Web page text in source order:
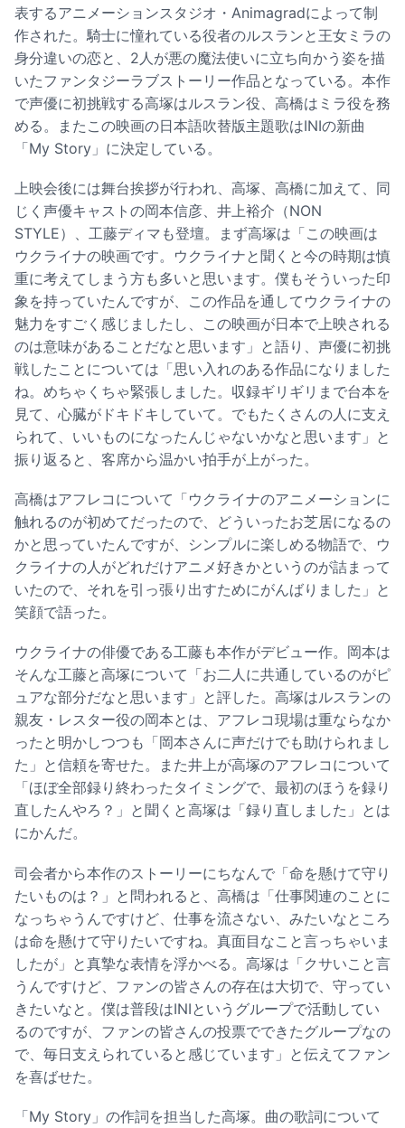
表するアニメーションスタジオ・Animagradによって制
作された。騎士に憧れている役者のルスランと王女ミラの
身分違いの恋と、2人が悪の魔法使いに立ち向かう姿を描
いたファンタジーラブストーリー作品となっている。本作
で声優に初挑戦する高塚はルスラン役、高橋はミラ役を務
める。またこの映画の日本語吹替版主題歌はINIの新曲
「My Story」に決定している。
上映会後には舞台挨拶が行われ、高塚、高橋に加えて、同
じく声優キャストの岡本信彦、井上裕介（NON
STYLE）、工藤ディマも登壇。まず高塚は「この映画は
ウクライナの映画です。ウクライナと聞くと今の時期は慎
重に考えてしまう方も多いと思います。僕もそういった印
象を持っていたんですが、この作品を通してウクライナの
魅力をすごく感じましたし、この映画が日本で上映される
のは意味があることだなと思います」と語り、声優に初挑
戦したことについては「思い入れのある作品になりました
ね。めちゃくちゃ緊張しました。収録ギリギリまで台本を
見て、心臓がドキドキしていて。でもたくさんの人に支え
られて、いいものになったんじゃないかなと思います」と
振り返ると、客席から温かい拍手が上がった。
高橋はアフレコについて「ウクライナのアニメーションに
触れるのが初めてだったので、どういったお芝居になるの
かと思っていたんですが、シンプルに楽しめる物語で、ウ
クライナの人がどれだけアニメ好きかというのが詰まって
いたので、それを引っ張り出すためにがんばりました」と
笑顔で語った。
ウクライナの俳優である工藤も本作がデビュー作。岡本は
そんな工藤と高塚について「お二人に共通しているのがピ
ュアな部分だなと思います」と評した。高塚はルスランの
親友・レスター役の岡本とは、アフレコ現場は重ならなか
ったと明かしつつも「岡本さんに声だけでも助けられまし
た」と信頼を寄せた。また井上が高塚のアフレコについて
「ほぼ全部録り終わったタイミングで、最初のほうを録り
直したんやろ？」と聞くと高塚は「録り直しました」とは
にかんだ。
司会者から本作のストーリーにちなんで「命を懸けて守り
たいものは？」と問われると、高橋は「仕事関連のことに
なっちゃうんですけど、仕事を流さない、みたいなところ
は命を懸けて守りたいですね。真面目なこと言っちゃいま
したが」と真摯な表情を浮かべる。高塚は「クサいこと言
うんですけど、ファンの皆さんの存在は大切で、守ってい
きたいなと。僕は普段はINIというグループで活動してい
るのですが、ファンの皆さんの投票でできたグループなの
で、毎日支えられていると感じています」と伝えてファン
を喜ばせた。
「My Story」の作詞を担当した高塚。曲の歌詞について